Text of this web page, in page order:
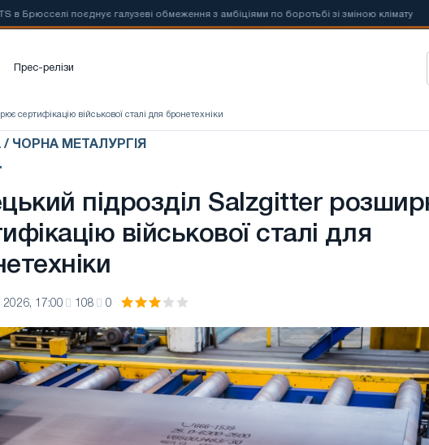
поєднує галузеві обмеження з амбіціями по боротьбі зі зміною клімату
Прес-релізи
сертифікацію військової сталі для бронетехніки
ЧОРНА МЕТАЛУРГІЯ
підрозділ Salzgitter
військової сталі для
17:00 108 0